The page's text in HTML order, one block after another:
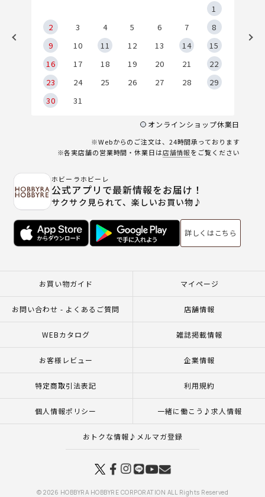
1
2
3 4 5 6 7
8
9
10 11 12 13 14
15
16
17 18 19 20 21
22
23
24 25 26 27 28
29
30
31
オンラインショップ休業日
※Webからのご注文は、24時間承っております
※各実店舗の営業時間・休業日は店舗情報をご覧ください
ホビーラホビーレ
公式アプリで最新情報をお届け！
サクサク見られて、楽しいお買い物♪
詳しくはこちら
お買い物ガイド マイページ
お問い合わせ - よくあるご質問 店舗情報
WEBカタログ 雑誌掲載情報
お客様レビュー 企業情報
特定商取引法表記 利用規約
個人情報ポリシー 一緒に働こう♪求人情報
おトクな情報♪メルマガ登録
© 2026 HOBBYRA HOBBYRE CORPORATION ALL Rights Reserved